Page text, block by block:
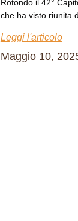
Rotondo il 42°
che ha visto riunita
Leggi l'articolo
Maggio 10,